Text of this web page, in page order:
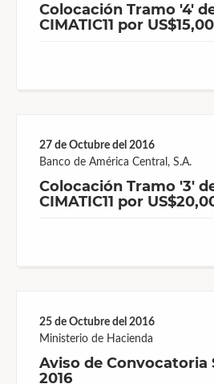
Colocación Tramo '4'
CIMATIC11 por
27 de Octubre del 2016
Banco de América Central, S.A.
Colocación Tramo '3'
CIMATIC11 por
25 de Octubre del 2016
Ministerio de Hacienda
Aviso de Convocatoria
2016